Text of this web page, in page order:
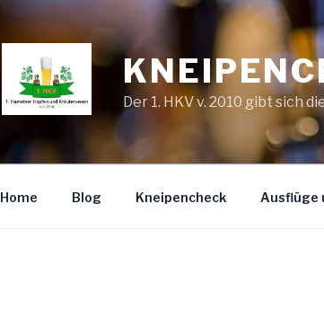
Der 1. HKV v. 2010 gibt sich
Home Blog Kneipencheck Ausflüge